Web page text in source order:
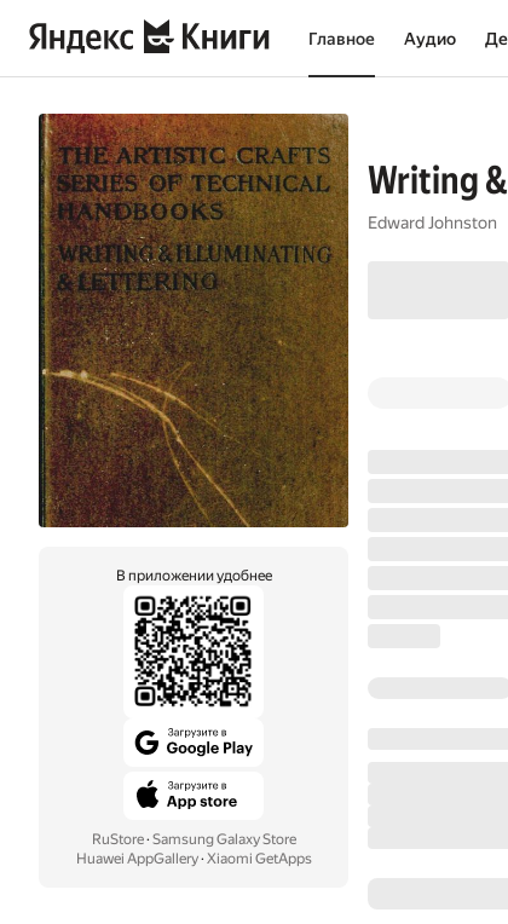
Главное Аудио
В приложении удобнее
RuStore· Samsung Galaxy Store
Huawei AppGallery· Xiaomi GetApps
Writing
Edward Johnston